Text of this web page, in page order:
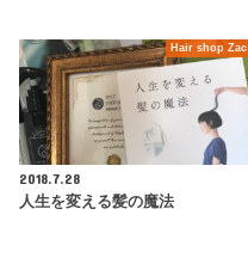
Hair shop Zac
2018.7.28
人生を変える髪の魔法